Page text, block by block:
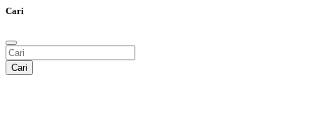
Cari
Cari